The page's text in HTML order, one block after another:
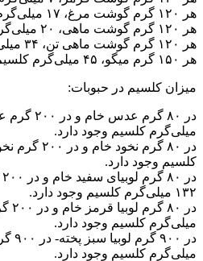
هر ۱۲۰ گرم گوشت مرغ، ۱۷ میلی‌گرم کلسیم دارد.
هر ۱۲۰ گرم گوشت ماهی، ۲۰ میلی‌گرم کلسیم دارد.
هر ۱۲۰ گرم گوشت ماهی تن، ۳۴ میلی‌گرم کلسیم دارد.
هر ۱۵۰ گرم میگو، ۴۵ میلی‌گرم کلسیم دارد.
میزان کلسیم در حبوبات:
میلی‌گرم کلسیم وجود دارد.
کلسیم وجود دارد.
۱۳۲ میلی‌گرم کلسیم وجود دارد.
میلی‌گرم کلسیم وجود دارد.
میلی‌گرم کلسیم وجود دارد.